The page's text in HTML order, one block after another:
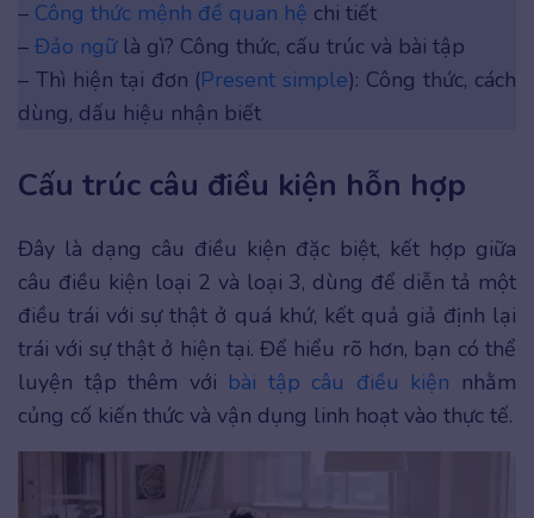
– Công thức mệnh đề quan hệ chi tiết
– Đảo ngữlà gì? Công thức, cấu trúc và bài tập
– Thì hiện tại đơn (Present simple): Công thức, cách
dùng, dấu hiệu nhận biết
Cấu trúc câu điều kiện hỗn hợp
Đây là dạng câu điều kiện đặc biệt, kết hợp giữa
câu điều kiện loại 2 và loại 3, dùng để diễn tả một
điều trái với sự thật ở quá khứ, kết quả giả định lại
trái với sự thật ở hiện tại. Để hiểu rõ hơn, bạn có thể
luyện tập thêm với bài tập câu điều kiện nhằm
củng cố kiến thức và vận dụng linh hoạt vào thực tế.